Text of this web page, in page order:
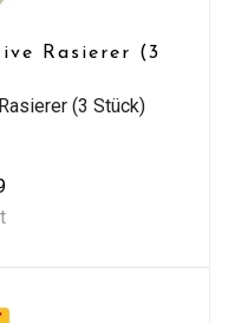
Rasierer (3
(3 Stück)